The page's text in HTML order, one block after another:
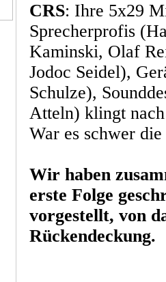
CRS: Ihre 5x29
Sprecherprofis
Kaminski, Olaf
Jodoc Seidel),
Schulze),
Atteln) klingt
War es schwer
Wir haben
erste Folge
vorgestellt, von
Rückendeckung.